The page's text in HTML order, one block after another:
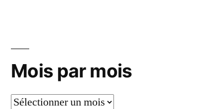
Mois par mois
Mois